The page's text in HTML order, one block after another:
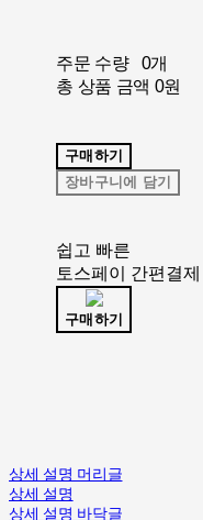
주문 수량
0개
총 상품 금액 0원
구매하기
장바구니에 담기
쉽고 빠른
토스페이 간편결제
구매하기
상세 설명 머리글
상세 설명
상세 설명 바닥글